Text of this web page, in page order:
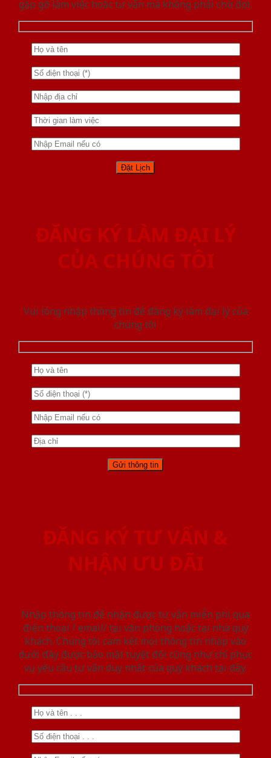
gặp gỡ làm việc hoăc tư vấn mà không phải chờ đợi.
ĐĂNG KÝ LÀM ĐẠI LÝ
CỦA CHÚNG TÔI
Vui lòng nhập thông tin để đăng ký làm đại lý của
chúng tôi
ĐĂNG KÝ TƯ VẤN &
NHẬN ƯU ĐÃI
Nhập thông tin để nhận được tư vấn miễn phí qua
điện thoại / email/ tại văn phòng hoặc tại nhà quý
khách. Chúng tôi cam kết mọi thông tin nhập vào
dưới đây được bảo mật tuyệt đối cũng như chỉ phục
vụ yêu cầu tư vấn duy nhất của quý khách tại đây.